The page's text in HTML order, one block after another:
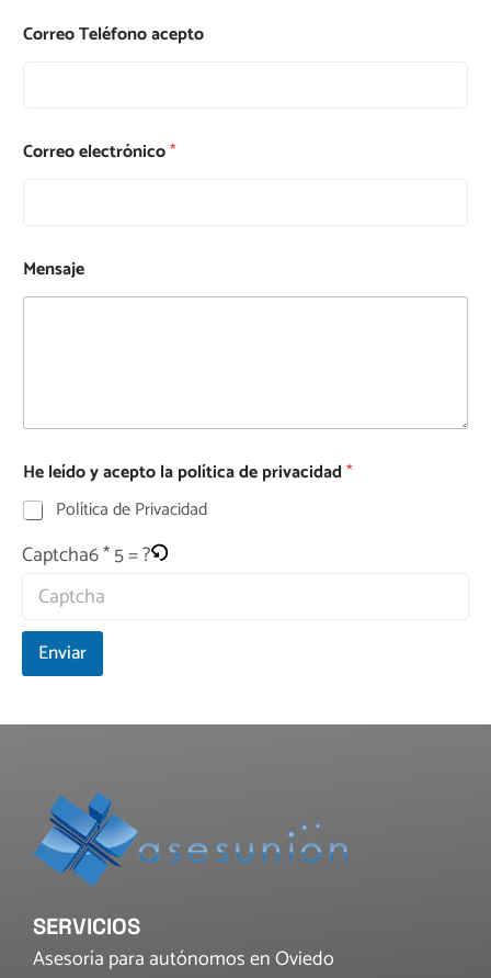
Correo Teléfono acepto
Correo electrónico*
Mensaje
He leído y acepto la política de privacidad*
Política de Privacidad
Captcha6 * 5 = ?
Enviar
SERVICIOS
Asesoría para autónomos en Oviedo